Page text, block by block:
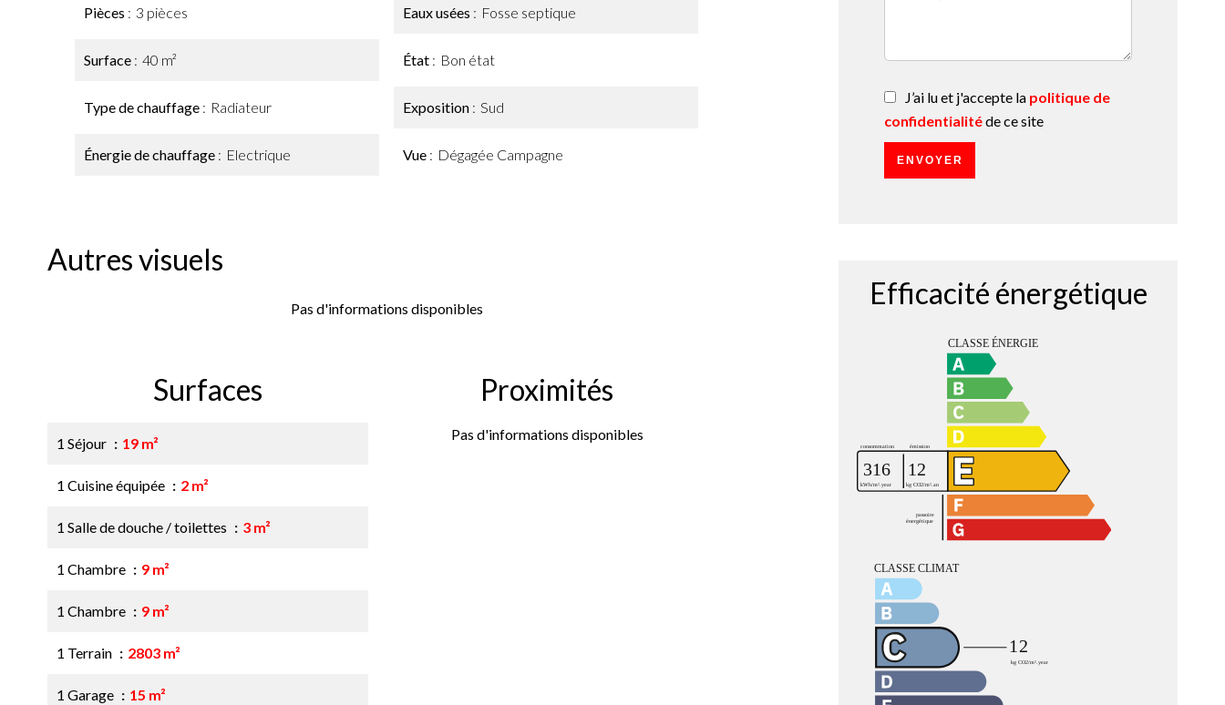
Pièces 3 pièces
Surface 40 m²
Type de chauffage Radiateur
Énergie de chauffage Electrique
Eaux usées Fosse septique
État Bon état
Exposition Sud
Vue Dégagée Campagne
Autres visuels
Pas d'informations disponibles
Surfaces
1 Séjour 19 m²
1 Cuisine équipée 2 m²
1 Salle de douche / toilettes 3 m²
1 Chambre 9 m²
1 Chambre 9 m²
1 Terrain 2803 m²
1 Garage 15 m²
Proximités
Pas d'informations disponibles
J’ai lu et j'accepte la politique de
confidentialitéde ce site
ENVOYER
Efficacité énergétique